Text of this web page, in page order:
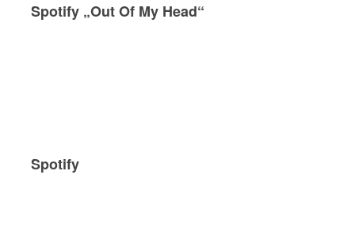
Spotify „Out Of My Head“
Spotify